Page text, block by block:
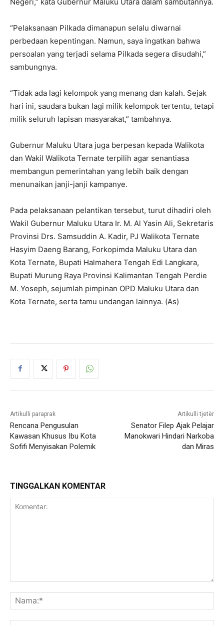
“Pelaksanaan Pilkada dimanapun selalu diwarnai
perbedaan kepentingan. Namun, saya ingatkan bahwa
persoalan yang terjadi selama Pilkada segera disudahi,”
sambungnya.
“Tidak ada lagi kelompok yang menang dan kalah. Sejak
hari ini, saudara bukan lagi milik kelompok tertentu, tetapi
milik seluruh lapisan masyarakat,” tambahnya.
Gubernur Maluku Utara juga berpesan kepada Walikota
dan Wakil Walikota Ternate terpilih agar senantiasa
membangun pemerintahan yang lebih baik dengan
menunaikan janji-janji kampanye.
Pada pelaksanaan pelantikan tersebut, turut dihadiri oleh
Wakil Gubernur Maluku Utara Ir. M. Al Yasin Ali, Sekretaris
Provinsi Drs. Samsuddin A. Kadir, PJ Walikota Ternate
Hasyim Daeng Barang, Forkopimda Maluku Utara dan
Kota Ternate, Bupati Halmahera Tengah Edi Langkara,
Bupati Murung Raya Provinsi Kalimantan Tengah Perdie
M. Yoseph, sejumlah pimpinan OPD Maluku Utara dan
Kota Ternate, serta tamu undangan lainnya. (As)
Artikulli paraprak
Rencana Pengusulan
Kawasan Khusus Ibu Kota
Sofifi Menyisakan Polemik
Artikulli tjetër
Senator Filep Ajak Pelajar
Manokwari Hindari Narkoba
dan Miras
TINGGALKAN KOMENTAR